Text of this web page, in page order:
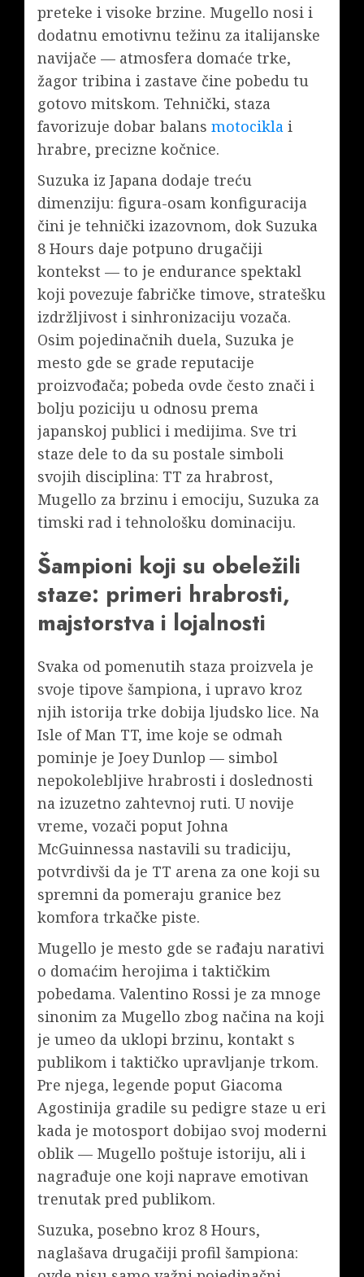
preteke i visoke brzine. Mugello nosi i
dodatnu emotivnu težinu za italijanske
navijače — atmosfera domaće trke,
žagor tribina i zastave čine pobedu tu
gotovo mitskom. Tehnički, staza
favorizuje dobar balans motocikla i
hrabre, precizne kočnice.
Suzuka iz Japana dodaje treću
dimenziju: figura-osam konfiguracija
čini je tehnički izazovnom, dok Suzuka
8 Hours daje potpuno drugačiji
kontekst — to je endurance spektakl
koji povezuje fabričke timove, stratešku
izdržljivost i sinhronizaciju vozača.
Osim pojedinačnih duela, Suzuka je
mesto gde se grade reputacije
proizvođača; pobeda ovde često znači i
bolju poziciju u odnosu prema
japanskoj publici i medijima. Sve tri
staze dele to da su postale simboli
svojih disciplina: TT za hrabrost,
Mugello za brzinu i emociju, Suzuka za
timski rad i tehnološku dominaciju.
Šampioni koji su obeležili
staze: primeri hrabrosti,
majstorstva i lojalnosti
Svaka od pomenutih staza proizvela je
svoje tipove šampiona, i upravo kroz
njih istorija trke dobija ljudsko lice. Na
Isle of Man TT, ime koje se odmah
pominje je Joey Dunlop — simbol
nepokolebljive hrabrosti i doslednosti
na izuzetno zahtevnoj ruti. U novije
vreme, vozači poput Johna
McGuinnessa nastavili su tradiciju,
potvrdivši da je TT arena za one koji su
spremni da pomeraju granice bez
komfora trkačke piste.
Mugello je mesto gde se rađaju narativi
o domaćim herojima i taktičkim
pobedama. Valentino Rossi je za mnoge
sinonim za Mugello zbog načina na koji
je umeo da uklopi brzinu, kontakt s
publikom i taktičko upravljanje trkom.
Pre njega, legende poput Giacoma
Agostinija gradile su pedigre staze u eri
kada je motosport dobijao svoj moderni
oblik — Mugello poštuje istoriju, ali i
nagrađuje one koji naprave emotivan
trenutak pred publikom.
Suzuka, posebno kroz 8 Hours,
naglašava drugačiji profil šampiona: